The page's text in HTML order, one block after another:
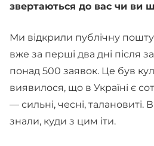
звертаються до вас чи ви
Ми відкрили публічну
вже за перші два дні після
понад 500 заявок. Це був
виявилося, що в Україні є
— сильні, чесні, талановиті.
знали, куди з цим іти.